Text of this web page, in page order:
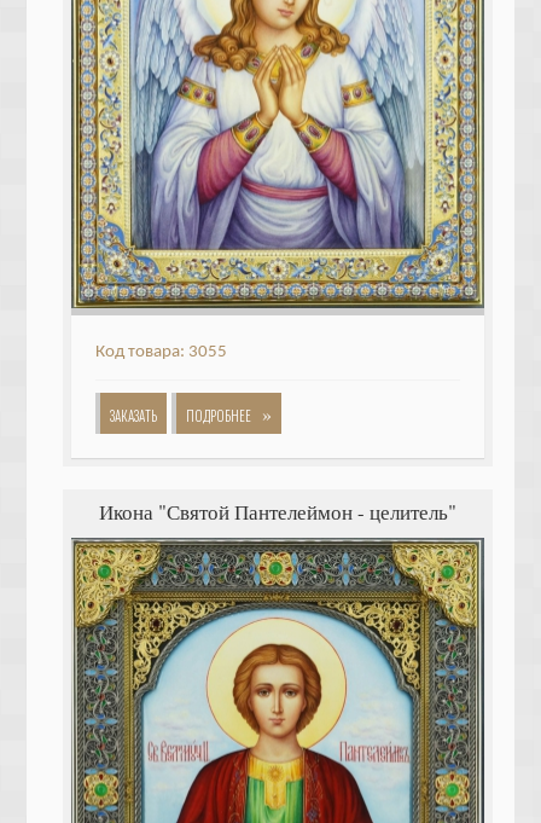
Код товара: 3055
ЗАКАЗАТЬ ПОДРОБНЕЕ »
Икона "Святой Пантелеймон - целитель"